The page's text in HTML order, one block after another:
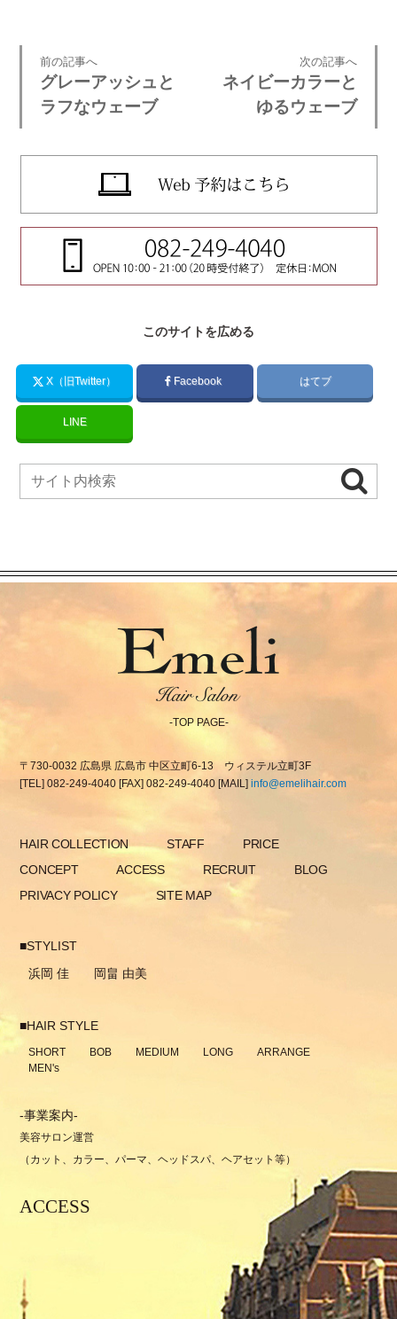
前の記事へ
グレーアッシュと
ラフなウェーブ
次の記事へ
ネイビーカラーと
ゆるウェーブ
このサイトを広める
X（旧Twitter） Facebook はてブ
LINE
-TOP PAGE-
〒730-0032 広島県 広島市 中区立町6-13 ウィステル立町3F
[TEL]082-249-4040 [FAX]082-249-4040 [MAIL]info@emelihair.com
HAIR COLLECTION STAFF
PRICE
CONCEPT
ACCESS RECRUIT
BLOG
PRIVACY POLICY
SITE MAP
■STYLIST
浜岡 佳
岡畠 由美
■HAIR STYLE
SHORT BOB MEDIUM LONG
ARRANGE
MEN's
-事業案内-
美容サロン運営
（カット、カラー、パーマ、ヘッドスパ、ヘアセット等）
ACCESS